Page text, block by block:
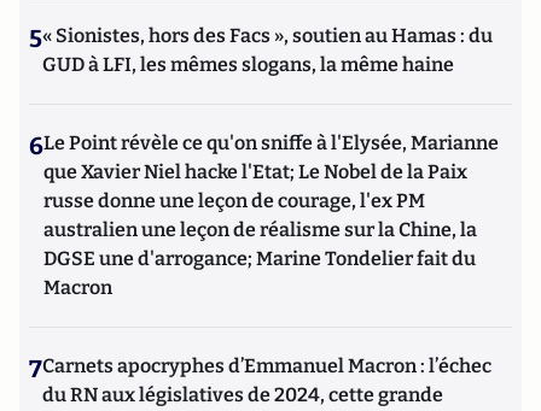
5« Sionistes, hors des Facs », soutien au Hamas : du
GUD à LFI, les mêmes slogans, la même haine
6Le Point révèle ce qu'on sniffe à l'Elysée, Marianne
que Xavier Niel hacke l'Etat; Le Nobel de la Paix
russe donne une leçon de courage, l'ex PM
australien une leçon de réalisme sur la Chine, la
DGSE une d'arrogance; Marine Tondelier fait du
Macron
7Carnets apocryphes d’Emmanuel Macron : l’échec
du RN aux législatives de 2024, cette grande